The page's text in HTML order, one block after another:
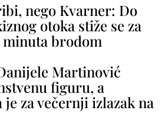
nego Kvarner: Do
otoka stiže se za
minuta brodom
Martinović
figuru, a
je za večernji izlazak na